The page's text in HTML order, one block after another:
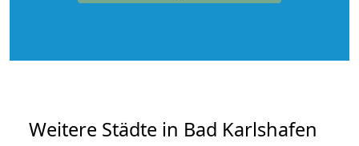
Weitere Städte in Bad Karlshafen